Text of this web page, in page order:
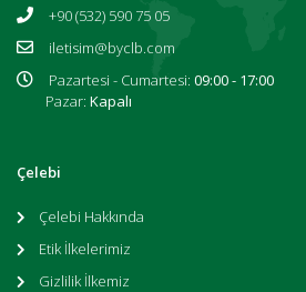
+90 (532) 590 75 05
iletisim@byclb.com
Pazartesi - Cumartesi: 09:00 - 17:00
Pazar: Kapalı
Çelebi
Çelebi Hakkında
Etik İlkelerimiz
Gizlilik İlkemiz